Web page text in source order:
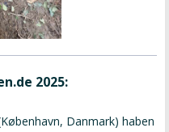
2025:
Danmark) haben